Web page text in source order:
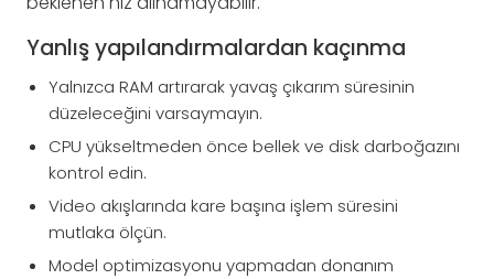
Yanlış yapılandırmalardan kaçınma
Yalnızca RAM artırarak yavaş çıkarım süresinin
düzeleceğini varsaymayın.
CPU yükseltmeden önce bellek ve disk darboğazını
kontrol edin.
Video akışlarında kare başına işlem süresini
mutlaka ölçün.
Model optimizasyonu yapmadan donanım